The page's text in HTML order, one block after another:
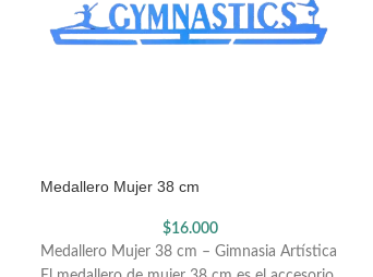
Medallero Mujer 38 cm
$16.000
Medallero Mujer 38 cm – Gimnasia Artística